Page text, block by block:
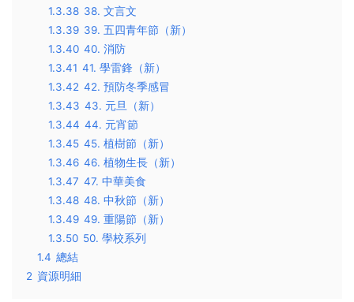
1.3.38 38. 文言文
1.3.39 39. 五四青年節（新）
1.3.40 40. 消防
1.3.41 41. 學雷鋒（新）
1.3.42 42. 預防冬季感冒
1.3.43 43. 元旦（新）
1.3.44 44. 元宵節
1.3.45 45. 植樹節（新）
1.3.46 46. 植物生長（新）
1.3.47 47. 中華美食
1.3.48 48. 中秋節（新）
1.3.49 49. 重陽節（新）
1.3.50 50. 學校系列
1.4 總結
2 資源明細